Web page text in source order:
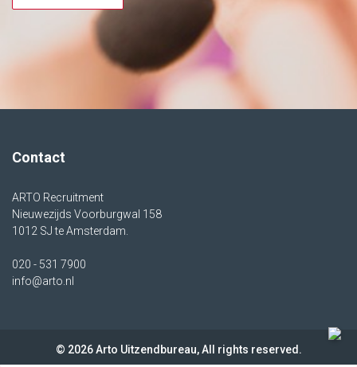
Contact
ARTO Recruitment
Nieuwezijds Voorburgwal 158
1012 SJ te Amsterdam.
020 - 531 7900
info@arto.nl
© 2026 Arto Uitzendbureau, All rights reserved.